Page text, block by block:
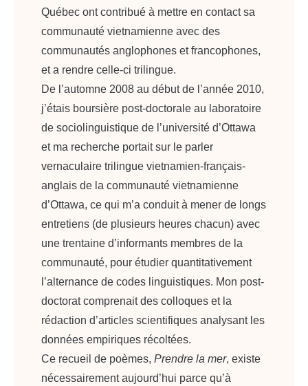
Québec ont contribué à mettre en contact sa
communauté vietnamienne avec des
communautés anglophones et francophones,
et a rendre celle-ci trilingue.
De l’automne 2008 au début de l’année 2010,
j’étais boursière post-doctorale au laboratoire
de sociolinguistique de l’université d’Ottawa
et ma recherche portait sur le parler
vernaculaire trilingue vietnamien-français-
anglais de la communauté vietnamienne
d’Ottawa, ce qui m’a conduit à mener de longs
entretiens (de plusieurs heures chacun) avec
une trentaine d’informants membres de la
communauté, pour étudier quantitativement
l’alternance de codes linguistiques. Mon post-
doctorat comprenait des colloques et la
rédaction d’articles scientifiques analysant les
données empiriques récoltées.
Ce recueil de poèmes, Prendre la mer, existe
nécessairement aujourd’hui parce qu’à